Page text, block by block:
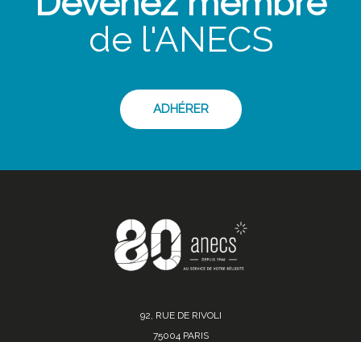
de l'ANECS
ADHÉRER
92, RUE DE RIVOLI
75004 PARIS